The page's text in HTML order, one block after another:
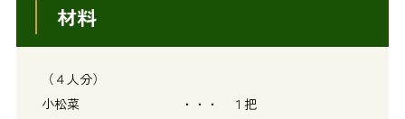
材料
（４人分）
小松菜 ・・・ １把